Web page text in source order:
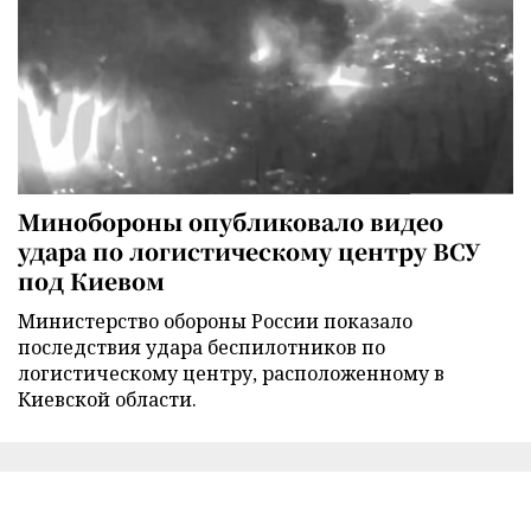
Минобороны опубликовало видео
удара по логистическому центру ВСУ
под Киевом
Министерство обороны России показало
последствия удара беспилотников по
логистическому центру, расположенному в
Киевской области.